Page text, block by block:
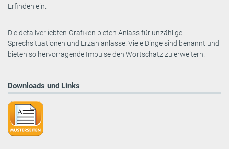
Erfinden ein.
Die detailverliebten Grafiken bieten Anlass für unzählige
Sprechsituationen und Erzählanlässe. Viele Dinge sind benannt und
bieten so hervorragende Impulse den Wortschatz zu erweitern.
Downloads und Links